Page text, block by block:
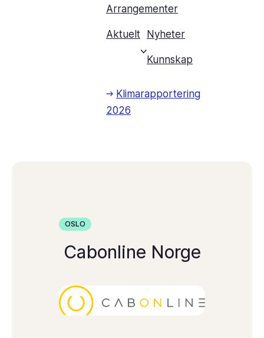
Arrangementer
Aktuelt Nyheter
Kunnskap
Klimarapportering
2026
OSLO
Cabonline Norge